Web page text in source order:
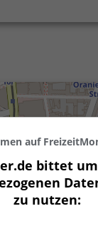
auf
bittet
zu nutzen: